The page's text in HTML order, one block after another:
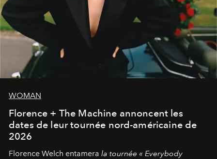
WOMAN
Florence + The Machine annoncent les
dates de leur tournée nord-américaine de
2026
Florence Welch entamera la tournée « Everybody